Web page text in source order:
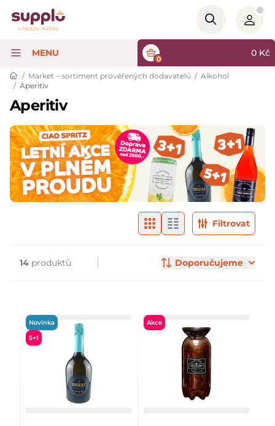
Logo
MENU
0
0 Kč
/ Market – sortiment prověřených dodavatelů / Alkohol
/ Aperitiv
Aperitiv
Filtrovat
14 produktů Doporučujeme
Novinka
5+1
Akce